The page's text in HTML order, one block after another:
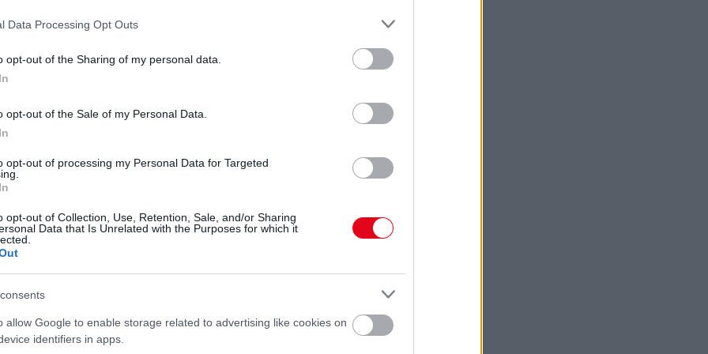
Data Processing Opt Outs
opt-out of the Sharing of my personal data.
opt-out of the Sale of my Personal Data.
opt-out of processing my Personal Data for Targeted
opt-out of Collection, Use, Retention, Sale, and/or Sharing
Data that Is Unrelated with the Purposes for which it
allow Google to enable storage related to advertising like cookies on
identifiers in apps.
ablakában.
utat Los Angelesbe" -
from Denver to Los Angeles diverted to
debris" at 36,000 ft. 😳
and landed safely.
18, 2025
Utahban. A baleset oka még mindig nem
ablakát elektromos hiba törhette be.
hogy a repülőgépet egy ismeretlen repülő
miatt a madarak, a jégeső, vagy más tárgyak